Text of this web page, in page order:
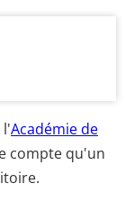
l'Académie de
compte qu'un